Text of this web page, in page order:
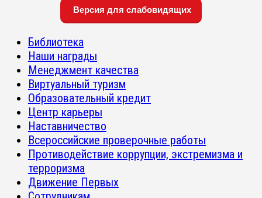
Версия для слабовидящих
Библиотека
Наши награды
Менеджмент качества
Виртуальный туризм
Образовательный кредит
Центр карьеры
Наставничество
Всероссийские проверочные работы
Противодействие коррупции, экстремизма и
терроризма
Движение Первых